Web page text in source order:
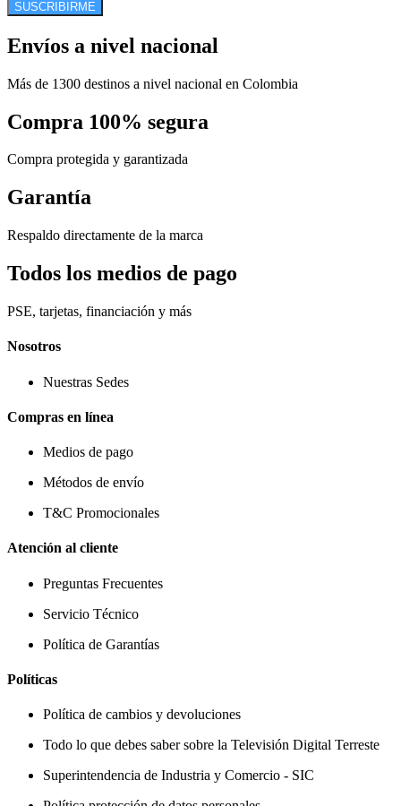
SUSCRIBIRME
Envíos a nivel nacional
Más de 1300 destinos a nivel nacional en Colombia
Compra 100% segura
Compra protegida y garantizada
Garantía
Respaldo directamente de la marca
Todos los medios de pago
PSE, tarjetas, financiación y más
Nosotros
Nuestras Sedes
Compras en línea
Medios de pago
Métodos de envío
T&C Promocionales
Atención al cliente
Preguntas Frecuentes
Servicio Técnico
Política de Garantías
Políticas
Política de cambios y devoluciones
Todo lo que debes saber sobre la Televisión Digital Terreste
Superintendencia de Industria y Comercio - SIC